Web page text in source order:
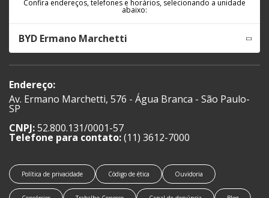
Confira endereços, telefones e horários, selecionando a unidade
abaixo:
BYD Ermano Marchetti
Endereço:
Av. Ermano Marchetti, 576 - Água Branca - São Paulo-
SP
CNPJ:52.800.131/0001-57
Telefone para contato:(11) 3612-7000
Política de privacidade Código de ética Ouvidoria